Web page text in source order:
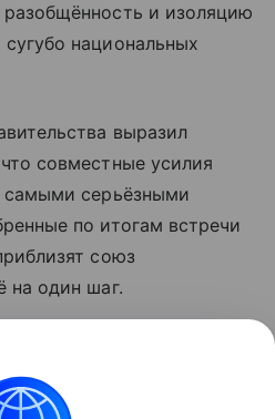
и изоляцию
национальных
выразил
совместные усилия
самыми серьёзными
по итогам встречи
союз
на один шаг.
вызовов.